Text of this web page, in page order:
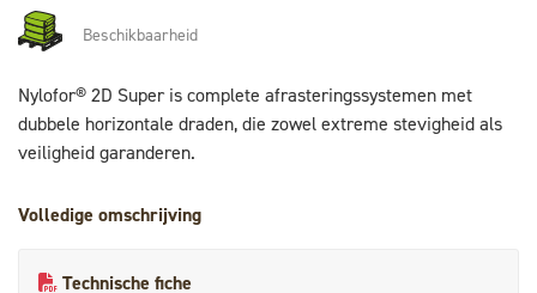
Beschikbaarheid
Nylofor® 2D Super is complete afrasteringssystemen met
dubbele horizontale draden, die zowel extreme stevigheid als
veiligheid garanderen.
Volledige omschrijving
Technische fiche